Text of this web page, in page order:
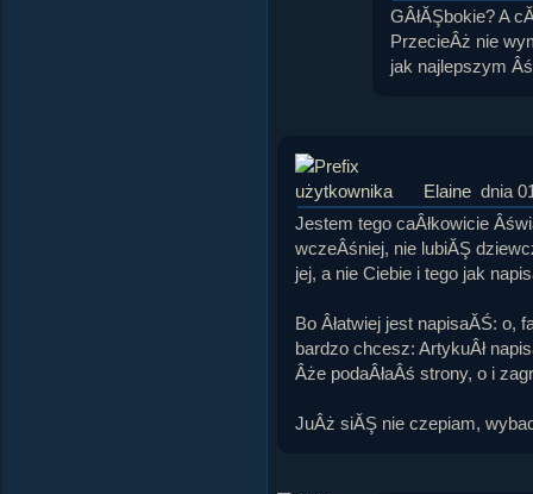
GÂłĂŞbokie? A
PrzecieÂż nie
jak najlepszym
Elaine dnia
Jestem tego caÂłkowicie
wczeÂśniej, nie lubiĂŞ
jej, a nie Ciebie i tego jak
Bo Âłatwiej jest napisaĂŚ: o,
bardzo chcesz: ArtykuÂł
Âże podaÂłaÂś strony, o i
JuÂż siĂŞ nie czepiam,